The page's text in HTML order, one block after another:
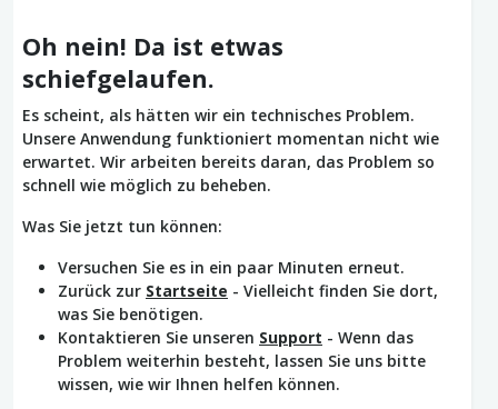
Oh nein! Da ist etwas
schiefgelaufen.
Es scheint, als hätten wir ein technisches Problem.
Unsere Anwendung funktioniert momentan nicht wie
erwartet. Wir arbeiten bereits daran, das Problem so
schnell wie möglich zu beheben.
Was Sie jetzt tun können:
Versuchen Sie es in ein paar Minuten erneut.
Zurück zur Startseite - Vielleicht finden Sie dort,
was Sie benötigen.
Kontaktieren Sie unseren Support - Wenn das
Problem weiterhin besteht, lassen Sie uns bitte
wissen, wie wir Ihnen helfen können.